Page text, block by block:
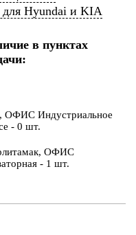
для Hyundai и KIA
в пунктах
ОФИС Индустриальное
- 0 шт.
ОФИС
- 1 шт.